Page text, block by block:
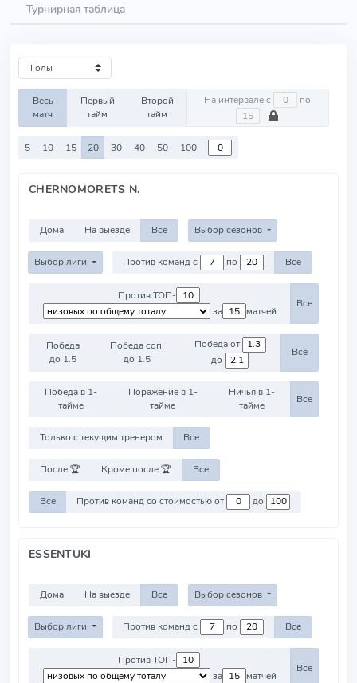
Турнирная таблица
Весь
матч
Первый
тайм
Второй
тайм
На интервале с по
5 10 15 20 30 40 50 100
CHERNOMORETS N.
Дома На выезде Все Выбор сезонов
Выбор лиги Против команд с по Все
Против ТОП-
за
матчей
Все
Победа
до 1.5
Победа соп.
до 1.5
Победа от
до
Все
Победа в 1-
тайме
Поражение в 1-
тайме
Ничья в 1-
тайме
Все
Только с текущим тренером Все
После 🏆 Кроме после 🏆 Все
Все Против команд со стоимостью от до
ESSENTUKI
Дома На выезде Все Выбор сезонов
Выбор лиги Против команд с по Все
Против ТОП-
за
матчей
Все